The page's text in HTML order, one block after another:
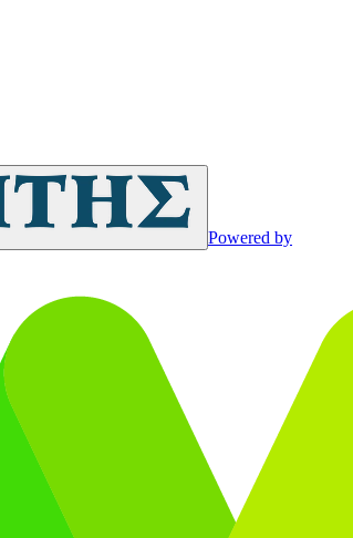
Powered by